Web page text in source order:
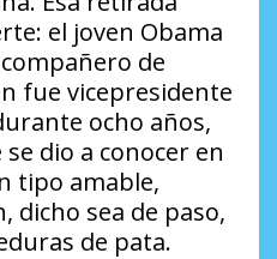
el joven Obama
de
fue vicepresidente
ocho años,
dio a conocer en
tipo amable,
dicho sea de paso,
de pata.